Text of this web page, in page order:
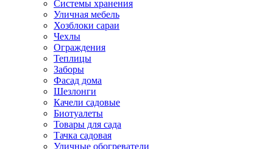
Системы хранения
Уличная мебель
Хозблоки сараи
Чехлы
Ограждения
Теплицы
Заборы
Фасад дома
Шезлонги
Качели садовые
Биотуалеты
Товары для сада
Тачка садовая
Уличные обогреватели